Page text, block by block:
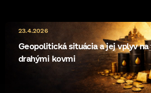
Geopolitická situácia a jej vplyv
drahými kovmi
23.4.2026